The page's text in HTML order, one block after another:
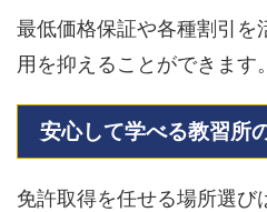
最低価格保証や各種割引を
用を抑えることができます。
安心して学べる教習所
免許取得を任せる場所選び